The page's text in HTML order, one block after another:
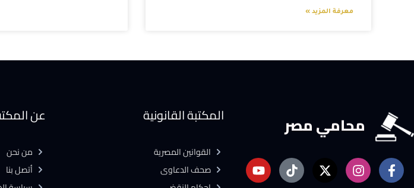
معرفة المزيد »
محامي مصر المكتبة القانونية
القوانين المصرية
صحف الدعاوى
عن
من نحن
أتصل بنا